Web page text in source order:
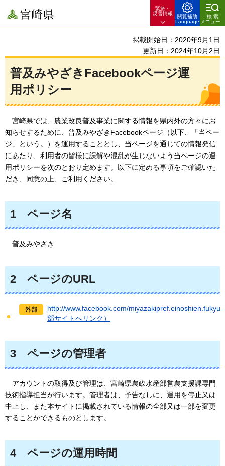
宮崎県
緊急・
災害情報
閲覧補助
Language
検索
メニュー
掲載開始日：2020年9月1日
更新日：2024年10月2日
普及みやざきFacebookページ運
用ポリシー
宮崎県では 、農業改良普及事業に関する情報を県内外の方々にお
知らせするために、普及みやざきFacebookページ（以下、「当ペー
ジ」という。）を運用することとし、当ページを通じての情報発信
にあたり、利用者の皆様に誤解や混乱が生じないよう当ページの運
用ポリシーを次のとおり定めます。以下に定める事項をご確認いた
だき、同意の上、ご利用ください。
1 ページ名
普及みやざき
2 ページのURL
http://www.facebook.com/miyazakipref.einoshien.fukyu
部サイトへリンク）
3 ページの管理者
アカウントの取得及び管理は、宮崎県農政水産部営農支援課専門
技術指導担当が行います。管理者は、予告なしに、運用を停止又は
中止し、また本サイトに掲載されている情報の全部又は一部を変更
することができるものとします。
4 ページの運用時間